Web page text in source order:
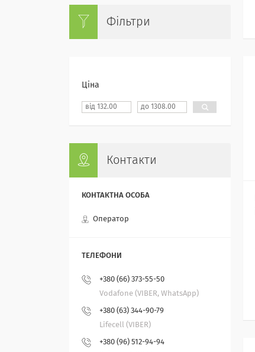
Фільтри
Ціна
Контакти
Оператор
+380 (66) 373-55-50
Vodafone (VIBER, WhatsApp)
+380 (63) 344-90-79
Lifecell (VIBER)
+380 (96) 512-94-94